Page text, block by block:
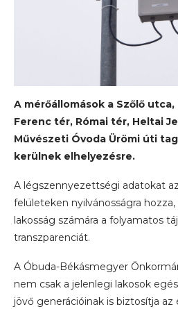
A mérőállomások a Szőlő
Ferenc tér, Római tér, Heltai
Művészeti Óvoda Ürömi úti
kerülnek elhelyezésre.
A légszennyezettségi adatokat
felületeken nyilvánosságra
lakosság számára a folyamatos
transzparenciát.
A Óbuda-Békásmegyer
nem csak a jelenlegi lakosok
jövő generációinak is biztosítja